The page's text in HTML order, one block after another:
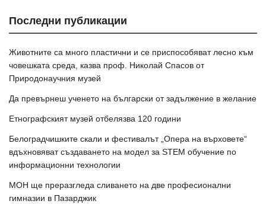
Последни публикации
Животните са много пластични и се приспособяват лесно към
човешката среда, казва проф. Николай Спасов от
Природонаучния музей
Да превърнеш ученето на български от задължение в желание
Етнографският музей отбелязва 120 години
Белоградчишките скали и фестивалът „Опера на върховете“
вдъхновяват създаването на модел за STEM обучение по
информационни технологии
МОН ще преразгледа сливането на две професионални
гимназии в Пазарджик